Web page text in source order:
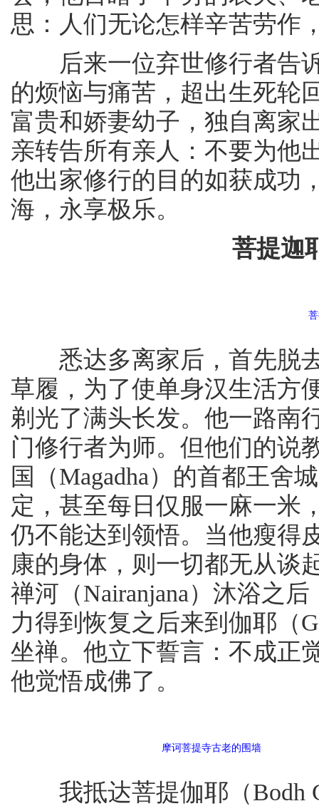
思：人们无论怎样辛苦劳作
后来一位弃世修行者告诉
的烦恼与痛苦，超出生死轮
富贵和娇妻幼子，独自离家
亲转告所有亲人：不要为他
他出家修行的目的如获成功
海，永享极乐。
菩提迦
悉达多离家后，首先脱去
草履，为了使单身汉生活方
剃光了满头长发。他一路南
门修行者为师。但他们的说
国（Magadha）的首都王舍
定，甚至每日仅服一麻一米
仍不能达到领悟。当他瘦得
康的身体，则一切都无从谈
禅河（Nairanjana）沐浴之
力得到恢复之后来到伽耶（
坐禅。他立下誓言：不成正
他觉悟成佛了。
摩诃菩提寺古老的围墙
我抵达菩提伽耶（Bodh